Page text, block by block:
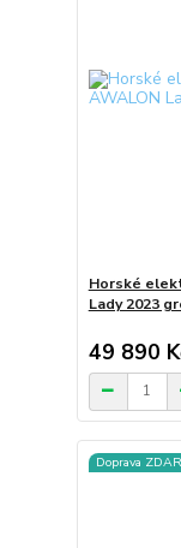
Horské
Lady 2023
49 890
Doprava